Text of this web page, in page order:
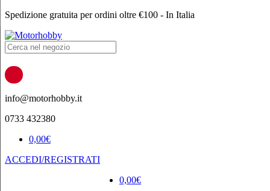
Spedizione gratuita per ordini oltre €100 - In Italia
Products
search
info@motorhobby.it
0733 432380
0,00€
ACCEDI/REGISTRATI
0,00€